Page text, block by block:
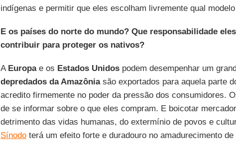
indígenas e permitir que eles escolham livremente qual
E os países do norte do mundo? Que responsabilidade
contribuir para proteger os nativos?
A Europae os Estados Unidospodem desempenhar um
depredados da Amazôniasão exportados para aquela parte
acredito firmemente no poder da pressão dos consumidores.
de se informar sobre o que eles compram. E boicotar
detrimento das vidas humanas, do extermínio de povos e
Sínodoterá um efeito forte e duradouro no amadurecimento